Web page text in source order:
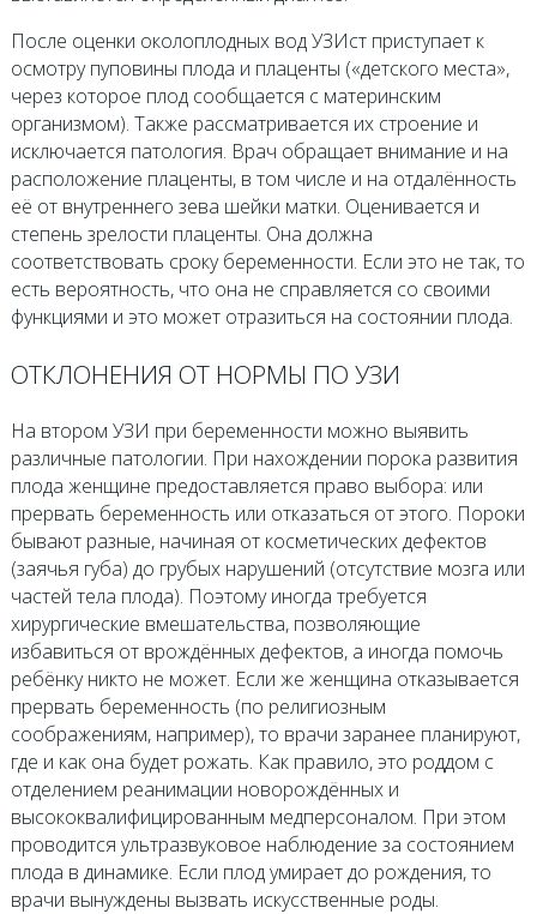
После оценки околоплодных вод УЗИст приступает к
осмотру пуповины плода и плаценты («детского места»,
через которое плод сообщается с материнским
организмом). Также рассматривается их строение и
исключается патология. Врач обращает внимание и на
расположение плаценты, в том числе и на отдалённость
её от внутреннего зева шейки матки. Оценивается и
степень зрелости плаценты. Она должна
соответствовать сроку беременности. Если это не так, то
есть вероятность, что она не справляется со своими
функциями и это может отразиться на состоянии плода.
ОТКЛОНЕНИЯ ОТ НОРМЫ ПО УЗИ
На втором УЗИ при беременности можно выявить
различные патологии. При нахождении порока развития
плода женщине предоставляется право выбора: или
прервать беременность или отказаться от этого. Пороки
бывают разные, начиная от косметических дефектов
(заячья губа) до грубых нарушений (отсутствие мозга или
частей тела плода). Поэтому иногда требуется
хирургические вмешательства, позволяющие
избавиться от врождённых дефектов, а иногда помочь
ребёнку никто не может. Если же женщина отказывается
прервать беременность (по религиозным
соображениям, например), то врачи заранее планируют,
где и как она будет рожать. Как правило, это роддом с
отделением реанимации новорождённых и
высококвалифицированным медперсоналом. При этом
проводится ультразвуковое наблюдение за состоянием
плода в динамике. Если плод умирает до рождения, то
врачи вынуждены вызвать искусственные роды.